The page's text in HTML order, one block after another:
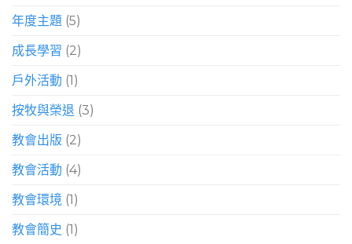
年度主題 (5)
成長學習 (2)
戶外活動 (1)
按牧與榮退 (3)
教會出版 (2)
教會活動 (4)
教會環境 (1)
教會簡史 (1)